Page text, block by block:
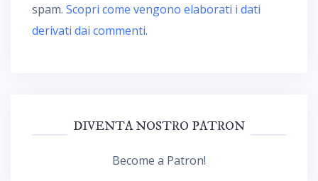
spam. Scopri come vengono elaborati i dati
derivati dai commenti.
DIVENTA NOSTRO PATRON
Become a Patron!